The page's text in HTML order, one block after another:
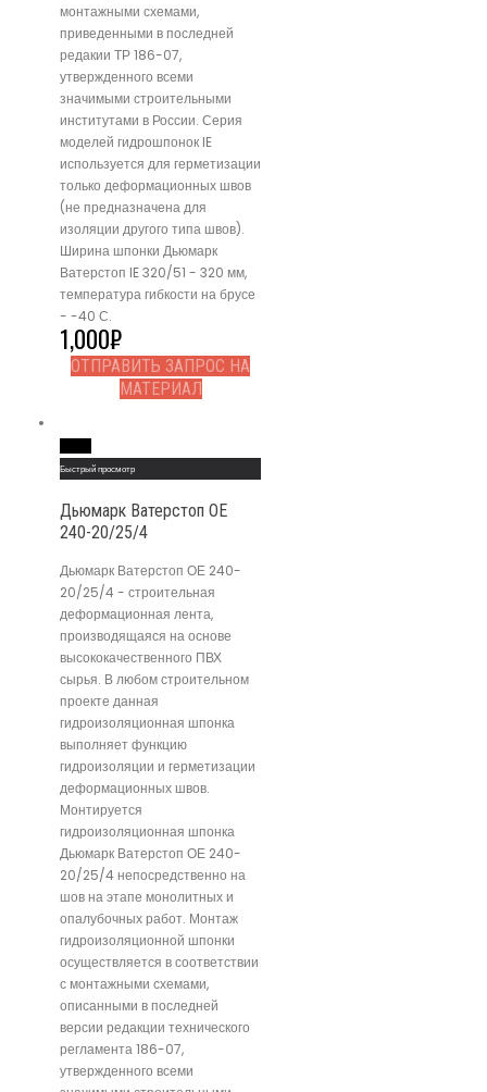
монтажными схемами,
приведенными в последней
редакии ТР 186-07,
утвержденного всеми
значимыми строительными
институтами в России. Серия
моделей гидрошпонок IE
используется для герметизации
только деформационных швов
(не предназначена для
изоляции другого типа швов).
Ширина шпонки Дьюмарк
Ватерстоп IE 320/51 - 320 мм,
температура гибкости на брусе
- -40 С.
1,000₽
ОТПРАВИТЬ ЗАПРОС НА
МАТЕРИАЛ
Быстрый просмотр
Дьюмарк Ватерстоп ОЕ
240-20/25/4
Дьюмарк Ватерстоп ОЕ 240-
20/25/4 - строительная
деформационная лента,
производящаяся на основе
высококачественного ПВХ
сырья. В любом строительном
проекте данная
гидроизоляционная шпонка
выполняет функцию
гидроизоляции и герметизации
деформационных швов.
Монтируется
гидроизоляционная шпонка
Дьюмарк Ватерстоп ОЕ 240-
20/25/4 непосредственно на
шов на этапе монолитных и
опалубочных работ. Монтаж
гидроизоляционной шпонки
осуществляется в соответствии
с монтажными схемами,
описанными в последней
версии редакции технического
регламента 186-07,
утвержденного всеми